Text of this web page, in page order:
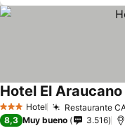
3 Estrellas
Hotel Restaurante
Hotel El Araucano
8,3 Muy bueno 3.516